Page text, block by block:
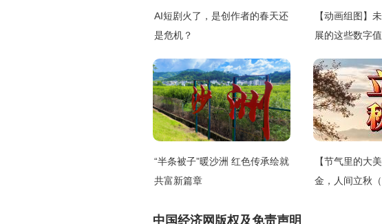
AI短剧火了，是创作者的春天还
是危机？
【动画组图】
展的这些数字
“半条被子”暖沙洲 红色传承绘就
共富新篇章
【节气里的大
金，人间立秋（
中国经济网版权及免责声明